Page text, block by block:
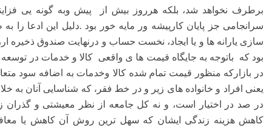
برطرف نخواهد شد، بلکه هرروز بیش از
پیش وبه گونه یی
سرانجامی جز پایان کارپیشه ور مایه خور بود .دلیل این ادعا را
سازی یارانه ها و یا ایجاد، نخست حساب و درنهایت صندوق ذخیره
بود که
باتوجه به جایگاه قیمت ها ی واقعی کالا و خدمات در
در بازارکه منظور قیمت تمام شده کالا وخدمات به اضافه سود
یعنی افراد و خانواده های زیر و در خط فقر، که شناسایی آنان
در صد در اختیار است، و نه کل جامعه از نظر معیشتی و گذران
کاهش هزینه زندگی ایشان که سهل ترین روش آن کاهش یا